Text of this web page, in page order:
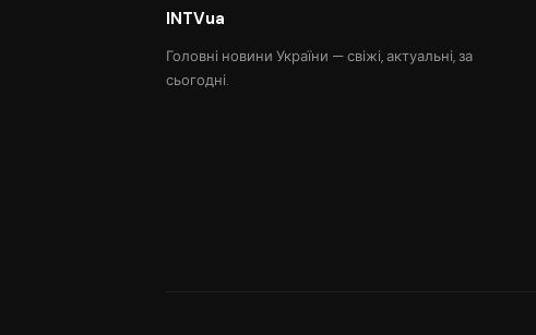
INTVua
Головні новини України — свіжі, актуальні, за
сьогодні.